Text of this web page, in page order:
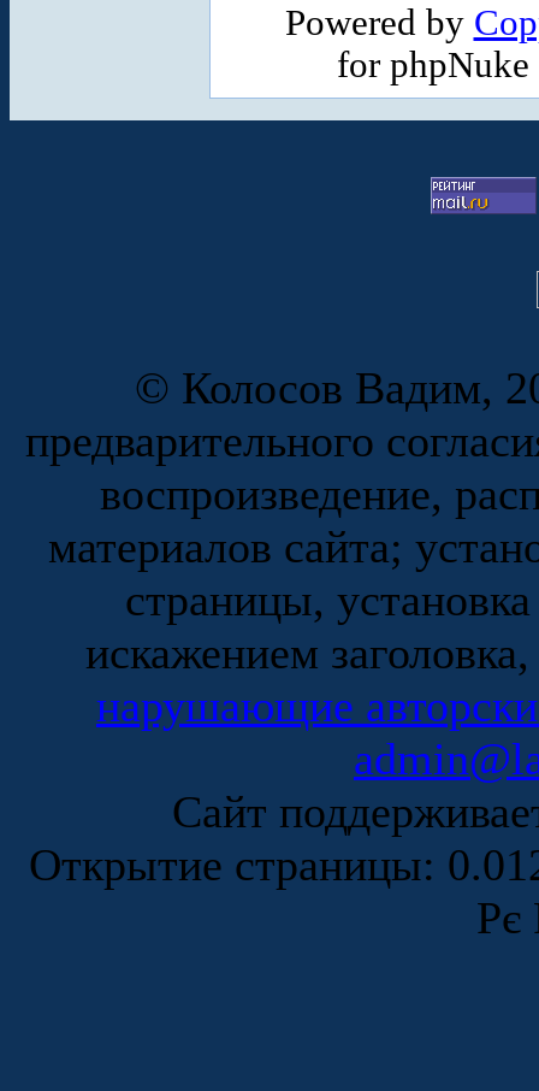
Powered by
for
© Колосов Вадим,
предварительного
воспроизведение,
материалов сайта;
страницы,
искажением
нарушающие
Сайт
Открытие страницы:
Рє